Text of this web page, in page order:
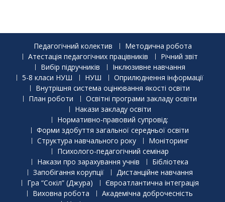
Педагогічний колектив
Методична робота
Атестація педагогічних працівників
Річний звіт
Вибір підручників
Інклюзивне навчання
5-8 класи НУШ
НУШ
Оприлюднення інформації
Внутрішня система оцінювання якості освіти
План роботи
Освітні програми закладу освіти
Накази закладу освіти
Нормативно-правовий супровід:
Форми здобуття загальної середньої освіти
Структура навчального року
Моніторинг
Психолого-педагогічний семінар
Накази про зарахування учнів
Бібліотека
Запобігання корупції
Дистанційне навчання
Гра “Сокіл” (Джура)
Євроатлантична інтеграція
Виховна робота
Академічна доброчесність